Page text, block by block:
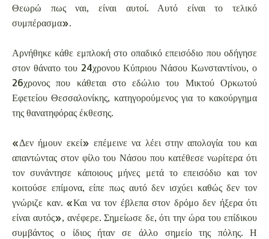
Θεωρώ πως ναι, είναι αυτοί. Αυτό είναι το τελικό
συμπέρασμα».
Αρνήθηκε κάθε εμπλοκή στο οπαδικό επεισόδιο που οδήγησε
στον θάνατο του 24χρονου Κύπριου Νάσου Κωνσταντίνου, ο
26χρονος που κάθεται στο εδώλιο του Μικτού Ορκωτού
Εφετείου Θεσσαλονίκης, κατηγορούμενος για το κακούργημα
της θανατηφόρας έκθεσης.
«Δεν ήμουν εκεί» επέμεινε να λέει στην απολογία του και
απαντώντας στον φίλο του Νάσου που κατέθεσε νωρίτερα ότι
τον συνάντησε κάποιους μήνες μετά το επεισόδιο και τον
κοιτούσε επίμονα, είπε πως αυτό δεν ισχύει καθώς δεν τον
γνώριζε καν. «Και να τον έβλεπα στον δρόμο δεν ήξερα ότι
είναι αυτός», ανέφερε. Σημείωσε δε, ότι την ώρα του επίδικου
συμβάντος ο ίδιος ήταν σε άλλο σημείο της πόλης. Η